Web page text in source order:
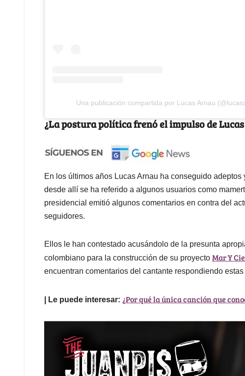
Una publicación compartida por Lucas Arnau
¿La postura política frenó el impulso de
En los últimos años Lucas Arnau ha conseguido
desde allí se ha referido a algunos usuarios como
presidencial emitió algunos comentarios en contra del
seguidores.
Ellos le han contestado acusándolo de la presunta
colombiano para la construcción de su proyecto Mar Y
encuentran comentarios del cantante respondiendo
| Le puede interesar: ¿Por qué la única canción que